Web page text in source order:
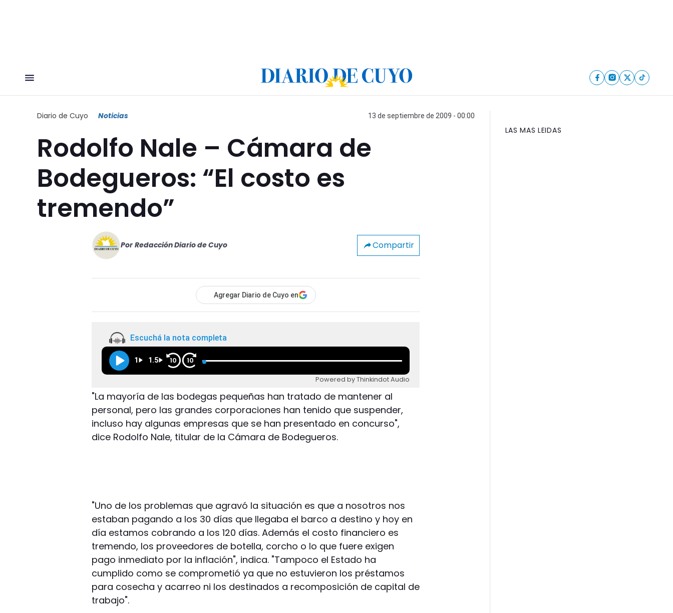
Diario de Cuyo Noticias 13 de septiembre de 2009 - 00:00
Rodolfo Nale – Cámara de
Bodegueros: “El costo es
tremendo”
Por Redacción Diario de Cuyo Compartir
Agregar Diario de Cuyo en
Escuchá la nota completa
1 1.5 10 10
Powered by Thinkindot Audio
"La mayoría de las bodegas pequeñas han tratado de mantener al
personal, pero las grandes corporaciones han tenido que suspender,
incluso hay algunas empresas que se han presentado en concurso",
dice Rodolfo Nale, titular de la Cámara de Bodegueros.
"Uno de los problemas que agravó la situación es que a nosotros nos
estaban pagando a los 30 días que llegaba el barco a destino y hoy en
día estamos cobrando a los 120 días. Además el costo financiero es
tremendo, los proveedores de botella, corcho o lo que fuere exigen
pago inmediato por la inflación", indica. "Tampoco el Estado ha
cumplido como se comprometió ya que no estuvieron los préstamos
para cosecha y acarreo ni los destinados a recomposición de capital de
trabajo".
LAS MAS LEIDAS